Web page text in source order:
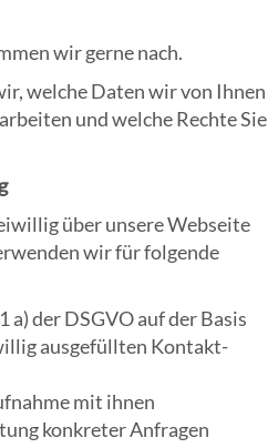
wir gerne nach.
welche Daten wir von Ihnen
und welche Rechte Sie
über unsere Webseite
wir für folgende
a) der DSGVO auf der Basis
ausgefüllten Kontakt-
mit ihnen
konkreter Anfragen